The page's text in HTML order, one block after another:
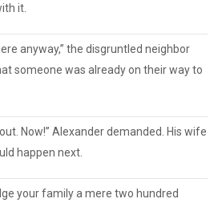
it.
anyway,” the disgruntled neighbor
someone was already on their way to
Now!” Alexander demanded. His wife
happen next.
your family a mere two hundred